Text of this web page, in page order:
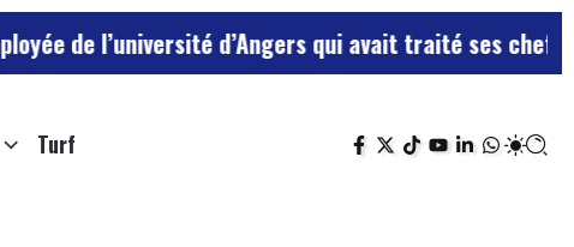
d’Angers qui avait traité ses chefs de “chiens”Le
Turf